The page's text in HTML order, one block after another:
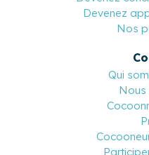
Devenez
Nos
Qui
Nous